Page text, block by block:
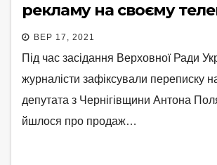
рекламу на своєму
ВЕР 17, 2021
Під час засідання Верховної Ради
журналісти зафіксували переписку
депутата з Чернігівщини Антона
йшлося про продаж…